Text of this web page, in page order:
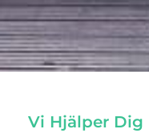
Vi Hjälper